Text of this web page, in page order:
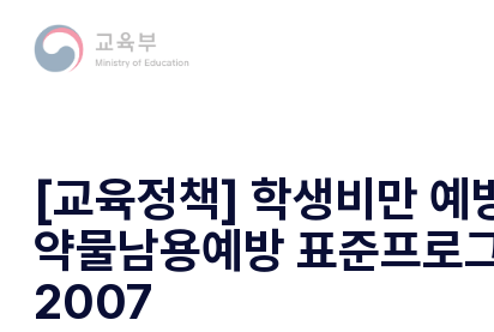
[교육정책] 학생비만 예
약물남용예방 표준프로
2007